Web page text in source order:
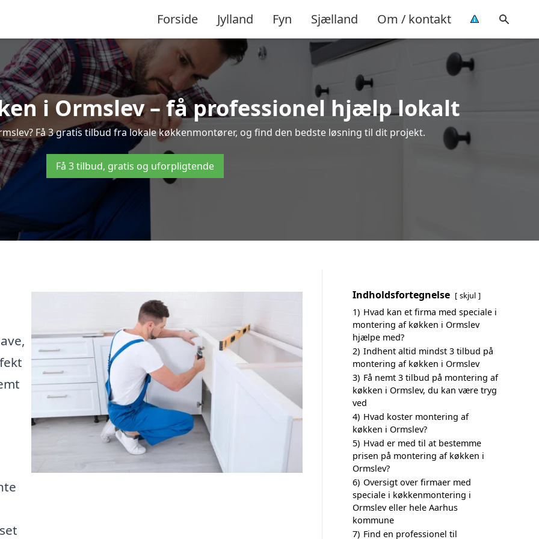
Forside Jylland Fyn Sjælland Om / kontakt
i Ormslev – få professionel hjælp lokalt
Få 3 gratis tilbud fra lokale køkkenmontører, og find den bedste løsning til dit projekt.
Få 3 tilbud, gratis og uforpligtende
Indholdsfortegnelse skjul
1) Hvad kan et firma med speciale i
montering af køkken i Ormslev
hjælpe med?
2) Indhent altid mindst 3 tilbud på
montering af køkken i Ormslev
3) Få nemt 3 tilbud på montering af
køkken i Ormslev, du kan være tryg
ved
4) Hvad koster montering af
køkken i Ormslev?
5) Hvad er med til at bestemme
prisen på montering af køkken i
Ormslev?
6) Oversigt over firmaer med
speciale i køkkenmontering i
Ormslev eller hele Aarhus
kommune
7) Find en professionel til